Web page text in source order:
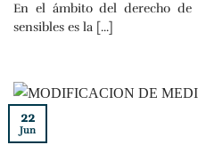
En el ámbito del derecho
sensibles es la [...]
22
Jun